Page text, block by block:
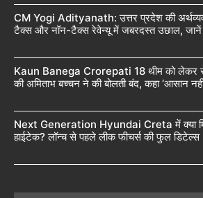
CM Yogi Adityanath: उत्तर प्रदेश की
टैक्स और नॉन-टैक्स रेवेन्यू में जबरदस्त उछाल,
Kaun Banega Crorepati 18 थीम को लेकर
की अमिताभ बच्चन ने की बोलती बंद, कहा ‘आसान
Next Generation Hyundai Creta में क्या
हाईटेक? लॉन्च से पहले लीक फीचर्स की फुल डिटेल्स